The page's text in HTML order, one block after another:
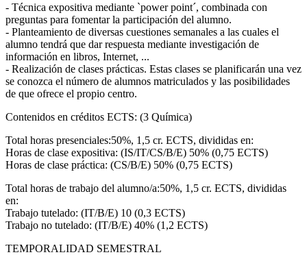
- Técnica expositiva mediante `power point´, combinada con
preguntas para fomentar la participación del alumno.
- Planteamiento de diversas cuestiones semanales a las cuales el
alumno tendrá que dar respuesta mediante investigación de
información en libros, Internet, ...
- Realización de clases prácticas. Estas clases se planificarán una vez
se conozca el número de alumnos matriculados y las posibilidades
de que ofrece el propio centro.
Contenidos en créditos ECTS: (3 Química)
Total horas presenciales:50%, 1,5 cr. ECTS, divididas en:
Horas de clase expositiva: (IS/IT/CS/B/E) 50% (0,75 ECTS)
Horas de clase práctica: (CS/B/E) 50% (0,75 ECTS)
Total horas de trabajo del alumno/a:50%, 1,5 cr. ECTS, divididas
en:
Trabajo tutelado: (IT/B/E) 10 (0,3 ECTS)
Trabajo no tutelado: (IT/B/E) 40% (1,2 ECTS)
TEMPORALIDAD SEMESTRAL